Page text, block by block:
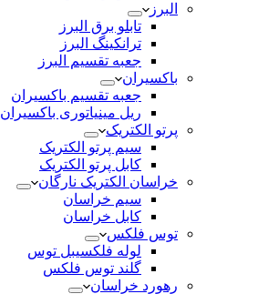
البرز
تابلو برق البرز
ترانکینگ البرز
جعبه تقسیم البرز
باکسیران
جعبه تقسیم باکسیران
ریل مینیاتوری باکسیران
پرتو الکتریک
سیم پرتو الکتریک
کابل پرتو الکتریک
خراسان الکتریک نارگان
سیم خراسان
کابل خراسان
توس فلکس
لوله فلکسیبل توس
گلند توس فلکس
رهورد خراسان